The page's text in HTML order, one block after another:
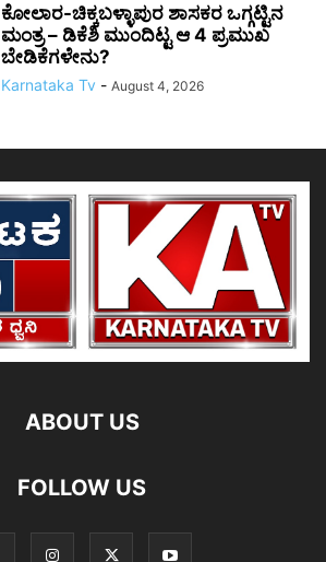
ಕೋಲಾರ-ಚಿಕ್ಕಬಳ್ಳಾಪುರ ಶಾಸಕರ ಒಗ್ಗಟ್ಟಿನ
ಮಂತ್ರ – ಡಿಕೆಶಿ ಮುಂದಿಟ್ಟ ಆ 4 ಪ್ರಮುಖ
ಬೇಡಿಕೆಗಳೇನು?
Karnataka Tv - August 4, 2026
ABOUT US
FOLLOW US